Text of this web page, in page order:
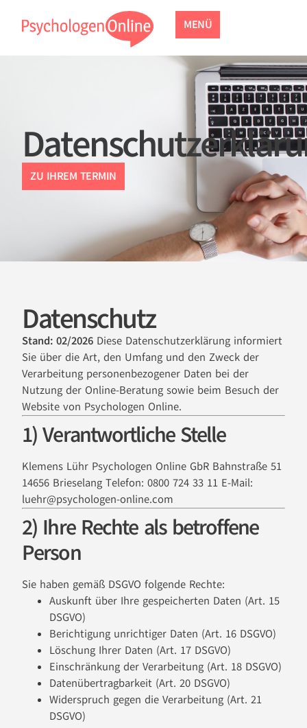
MENÜ
ZU IHREM TERMIN
Datenschutz
Stand: 02/2026 Diese Datenschutzerklärung informiert
Sie über die Art, den Umfang und den Zweck der
Verarbeitung personenbezogener Daten bei der
Nutzung der Online-Beratung sowie beim Besuch der
Website von Psychologen Online.
1) Verantwortliche Stelle
Klemens Lühr Psychologen Online GbR Bahnstraße 51
14656 Brieselang Telefon: 0800 724 33 11 E-Mail:
luehr@psychologen-online.com
2) Ihre Rechte als betroffene
Person
Sie haben gemäß DSGVO folgende Rechte:
Auskunft über Ihre gespeicherten Daten (Art. 15
DSGVO)
Berichtigung unrichtiger Daten (Art. 16 DSGVO)
Löschung Ihrer Daten (Art. 17 DSGVO)
Einschränkung der Verarbeitung (Art. 18 DSGVO)
Datenübertragbarkeit (Art. 20 DSGVO)
Widerspruch gegen die Verarbeitung (Art. 21
DSGVO)